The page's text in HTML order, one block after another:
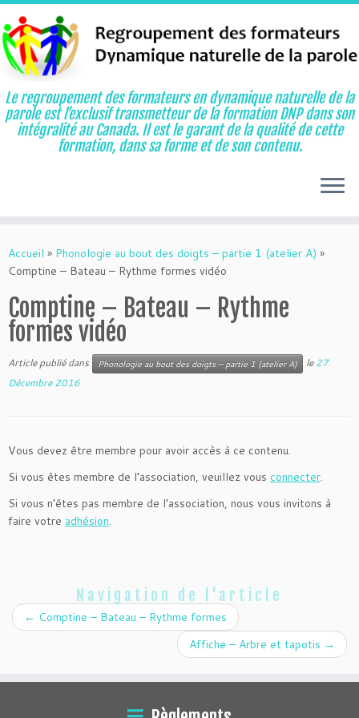
au
contenu
Le regroupement des formateurs en dynamique naturelle de la
parole est l’exclusif transmetteur de la formation DNP dans son
intégralité au Canada. Il est le garant de la qualité de cette
formation, dans sa forme et de son contenu.
Accueil » Phonologie au bout des doigts – partie 1 (atelier A) »
Comptine – Bateau – Rythme formes vidéo
Comptine – Bateau – Rythme
formes vidéo
Article publié dans Phonologie au bout des doigts – partie 1 (atelier A) le27
Décembre 2016
Vous devez être membre pour avoir accès à ce contenu.
Si vous êtes membre de l’association, veuillez vous connecter.
Si vous n’êtes pas membre de l’association, nous vous invitons à
faire votre adhésion.
Navigation de l'article
← Comptine – Bateau – Rythme formes
Affiche – Arbre et tapotis →